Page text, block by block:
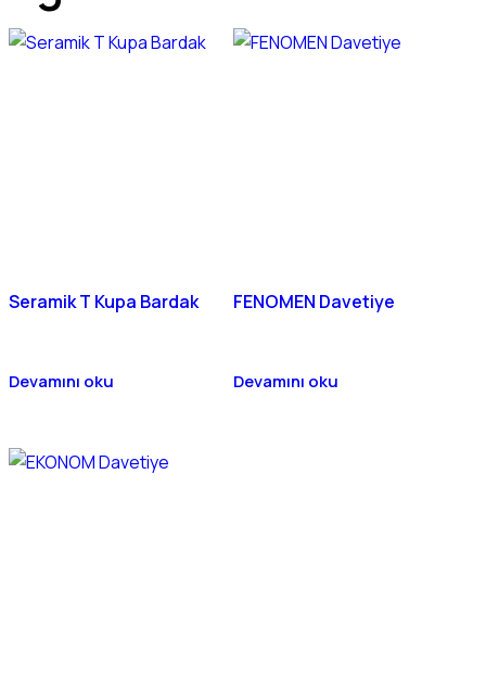
Seramik T Kupa Bardak
Devamını oku
FENOMEN Davetiye
Devamını oku